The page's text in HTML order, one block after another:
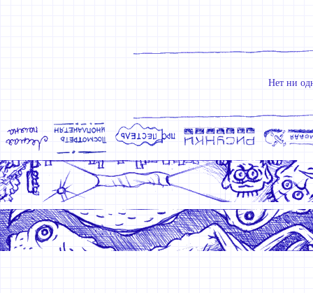
Нет ни